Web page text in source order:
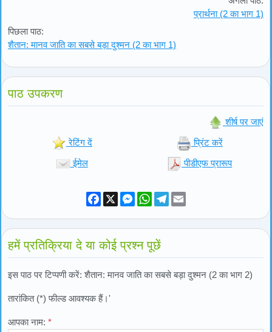
पिछला पाठ:
शैतान: मानव जाति का सबसे बड़ा दुश्मन (2 का भाग 1)
प्रार्थना (2 का भाग 1)
पाठ उपकरण
शीर्ष पर जाएं
रेटिंग दें प्रिंट करें
ईमेल पीडीएफ प्रारूप
Facebook
X Messenger
WhatsApp
Telegram
हमें प्रतिक्रिया दे या कोई प्रश्न पूछें
इस पाठ पर टिप्पणी करें: शैतान: मानव जाति का सबसे बड़ा दुश्मन (2 का भाग 2)
तारांकित (*) फील्ड आवश्यक हैं।'
आपका नाम: *